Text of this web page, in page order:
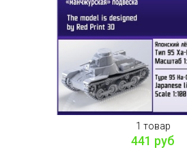
1 товар
441 руб